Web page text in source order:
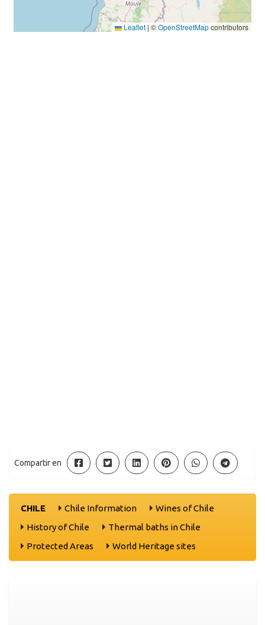
Leaflet | ©OpenStreetMapcontributors
Compartir en
CHILE Chile Information
Wines of Chile
History of Chile
Thermal baths in Chile
Protected Areas
World Heritage sites